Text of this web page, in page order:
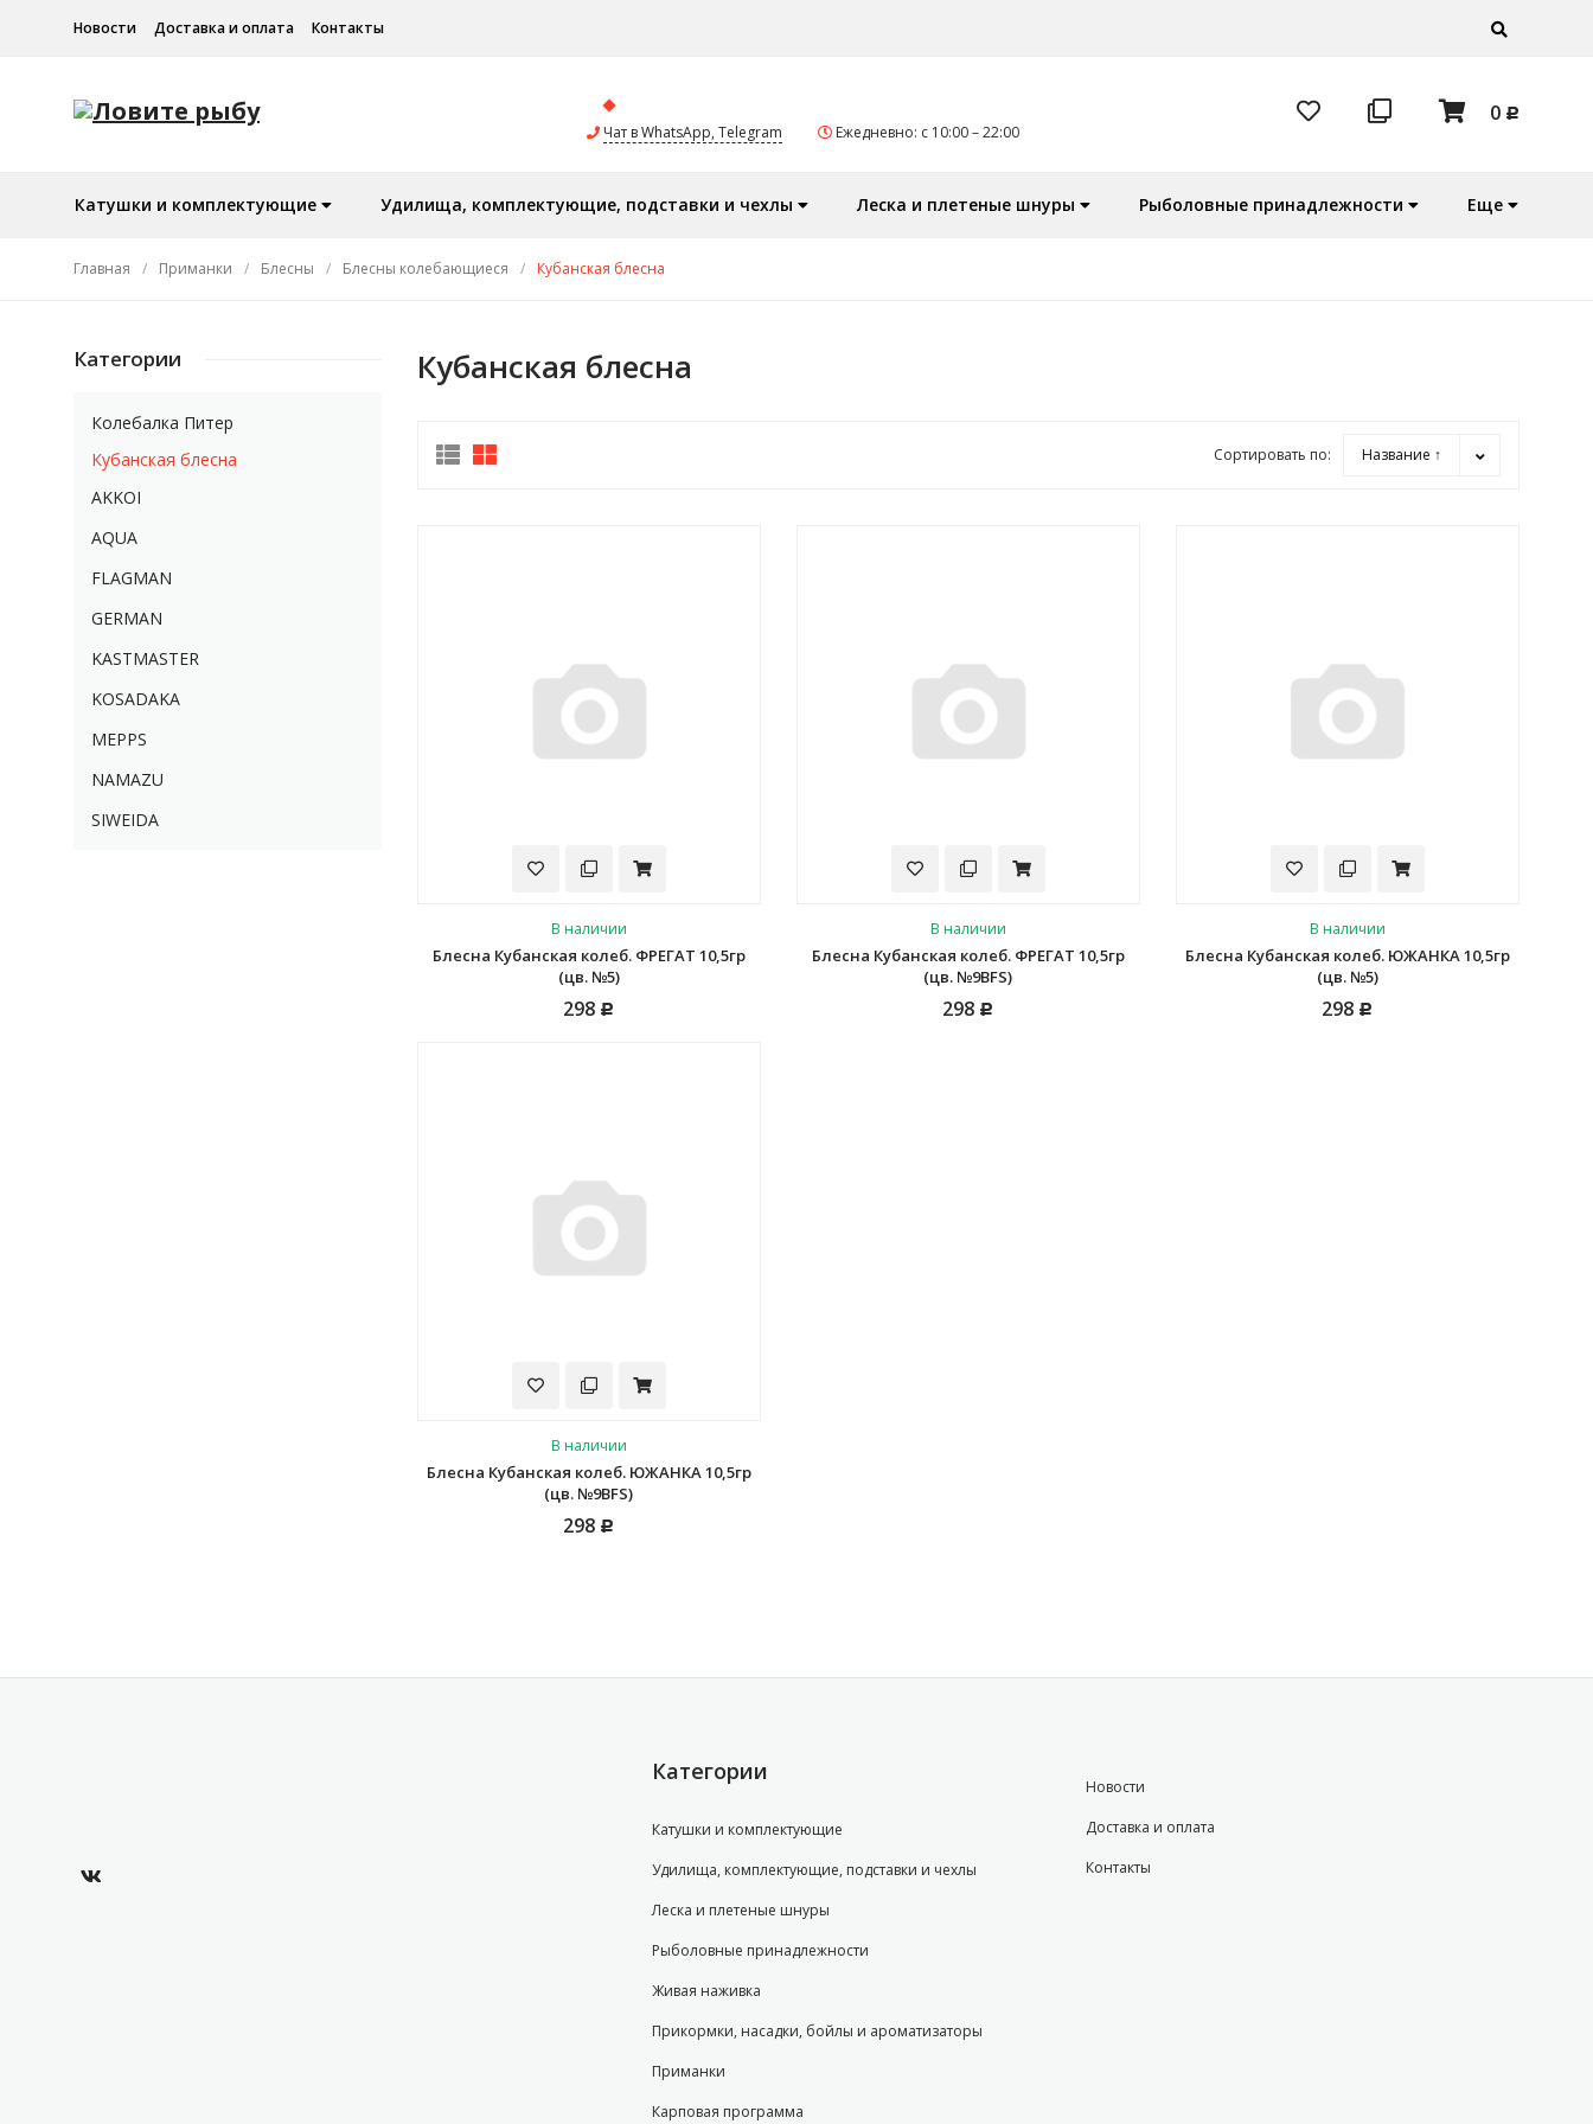
Новости Доставка и оплата Контакты
Чат в WhatsApp, Telegram Ежедневно: с 10:00 – 22:00
0 Р
Катушки и комплектующие Удилища, комплектующие, подставки и чехлы Леска и плетеные шнуры Рыболовные принадлежности Еще
Главная / Приманки / Блесны / Блесны колебающиеся / Кубанская блесна
Категории
Колебалка Питер
Кубанская блесна
AKKOI
AQUA
FLAGMAN
GERMAN
KASTMASTER
KOSADAKA
MEPPS
NAMAZU
SIWEIDA
Кубанская блесна
Сортировать по: Название ↑
В наличии
Блесна Кубанская колеб. ФРЕГАТ 10,5гр
(цв. №5)
298 Р
В наличии
Блесна Кубанская колеб. ФРЕГАТ 10,5гр
(цв. №9BFS)
298 Р
В наличии
Блесна Кубанская колеб. ЮЖАНКА 10,5гр
(цв. №5)
298 Р
В наличии
Блесна Кубанская колеб. ЮЖАНКА 10,5гр
(цв. №9BFS)
298 Р
Категории
Катушки и комплектующие
Удилища, комплектующие, подставки и чехлы
Леска и плетеные шнуры
Рыболовные принадлежности
Живая наживка
Прикормки, насадки, бойлы и ароматизаторы
Приманки
Карповая программа
Новости
Доставка и оплата
Контакты